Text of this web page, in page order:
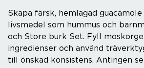
Skapa färsk, hemlagad guacamole
livsmedel som hummus och
och Store burk Set. Fyll
ingredienser och använd
till önskad konsistens. Antingen